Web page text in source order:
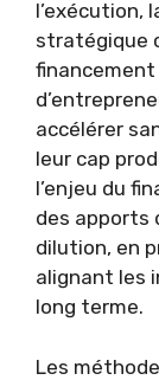
l’exécution,
stratégique
financement
accélérer
leur cap
l’enjeu du
des apports
dilution, en
alignant les
long terme.
Les